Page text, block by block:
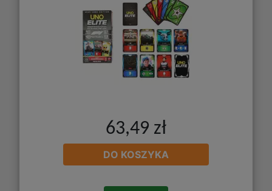
63,49 zł
DO KOSZYKA